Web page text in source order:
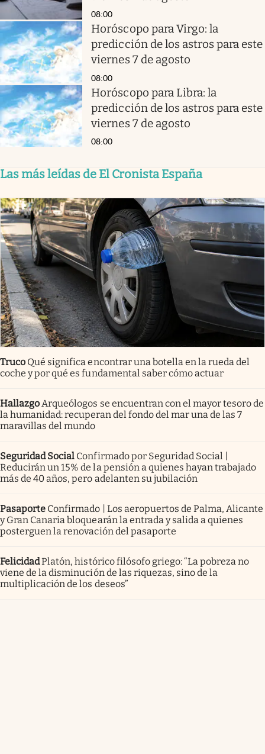
08:00
Horóscopo para Virgo: la
predicción de los astros para este
viernes 7 de agosto
08:00
Horóscopo para Libra: la
predicción de los astros para este
viernes 7 de agosto
08:00
Las más leídas de El Cronista España
Truco Qué significa encontrar una botella en la rueda del
coche y por qué es fundamental saber cómo actuar
HallazgoArqueólogos se encuentran con el mayor tesoro de
la humanidad: recuperan del fondo del mar una de las 7
maravillas del mundo
Seguridad Social Confirmado por Seguridad Social |
Reducirán un 15% de la pensión a quienes hayan trabajado
más de 40 años, pero adelanten su jubilación
Pasaporte Confirmado | Los aeropuertos de Palma, Alicante
y Gran Canaria bloquearán la entrada y salida a quienes
posterguen la renovación del pasaporte
FelicidadPlatón, histórico filósofo griego: “La pobreza no
viene de la disminución de las riquezas, sino de la
multiplicación de los deseos”